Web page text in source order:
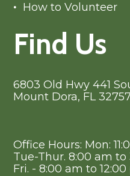
How to Volunteer
Find Us
6803 Old Hwy 441
Mount Dora, FL
Office Hours: Mon:
Tue-Thur. 8:00 am to
Fri. - 8:00 am to